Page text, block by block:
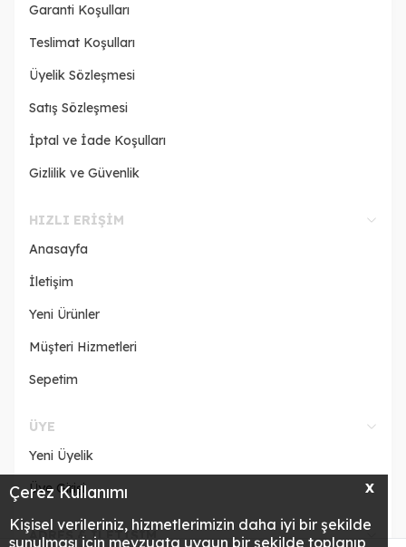
X
Çerez Kullanımı
Kişisel verileriniz, hizmetlerimizin daha iyi bir şekilde
sunulması için mevzuata uygun bir şekilde toplanıp
Garanti Koşulları
Teslimat Koşulları
Üyelik Sözleşmesi
Satış Sözleşmesi
İptal ve İade Koşulları
Gizlilik ve Güvenlik
HIZLI ERIŞIM
Anasayfa
İletişim
Yeni Ürünler
Müşteri Hizmetleri
Sepetim
ÜYE
Yeni Üyelik
Üye Girişi
ADRES & İLETİŞİM